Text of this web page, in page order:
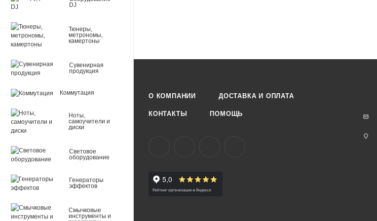
DJ
Тюнеры,
метрономы,
камертоны
Сувенирная
продукция
Коммутация
Ноты,
самоучители и
диски
Световое
оборудование
Генераторы
эффектов
Смычковые
инструменты и
О КОМПАНИИ ДОСТАВКА И ОПЛАТА
КОНТАКТЫ ПОМОЩЬ